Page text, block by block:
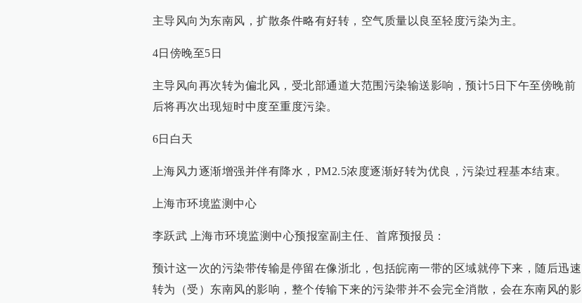
主导风向为东南风，扩散条件略有好转，空气质量以良至轻度污染为主。
4日傍晚至5日
主导风向再次转为偏北风，受北部通道大范围污染输送影响，预计5日下午至傍晚前
后将再次出现短时中度至重度污染。
6日白天
上海风力逐渐增强并伴有降水，PM2.5浓度逐渐好转为优良，污染过程基本结束。
上海市环境监测中心
李跃武 上海市环境监测中心预报室副主任、首席预报员：
预计这一次的污染带传输是停留在像浙北，包括皖南一带的区域就停下来，随后迅速
转为（受）东南风的影响，整个传输下来的污染带并不会完全消散，会在东南风的影